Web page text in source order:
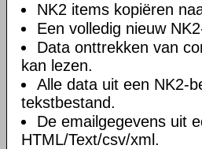
NK2 items kopiëren
Een volledig nieuw
Data onttrekken van
kan lezen.
Alle data uit een NK2-
tekstbestand.
De emailgegevens uit
HTML/Text/csv/xml.